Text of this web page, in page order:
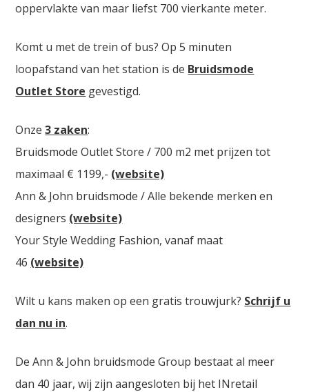
oppervlakte van maar liefst 700 vierkante meter.
Komt u met de trein of bus? Op 5 minuten
loopafstand van het station is de Bruidsmode
Outlet Store gevestigd.
Onze3 zaken:
Bruidsmode Outlet Store / 700 m2 met prijzen tot
maximaal € 1199,- (website)
Ann & John bruidsmode / Alle bekende merken en
designers (website)
Your Style Wedding Fashion, vanaf maat
46 (website)
Wilt u kans maken op een gratis trouwjurk? Schrijf u
dan nu in.
De Ann & John bruidsmode Group bestaat al meer
dan 40 jaar, wij zijn aangesloten bij het INretail